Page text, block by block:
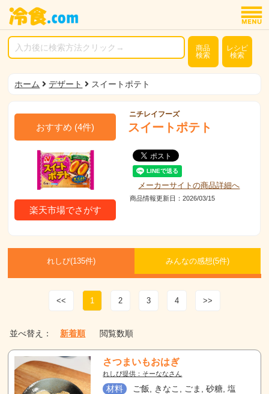
商品
検索
レシピ
検索
ホーム デザート スイートポテト
おすすめ (4件)
楽天市場でさがす
ニチレイフーズ
スイートポテト
メーカーサイトの商品詳細へ
商品情報更新日：2026/03/15
れしぴ(135件) みんなの感想(5件)
<< 1 2 3 4 >>
並べ替え： 新着順 閲覧数順
さつまいもおはぎ
れしぴ提供：そーななさん
材料 ご飯, きなこ, ごま, 砂糖, 塩